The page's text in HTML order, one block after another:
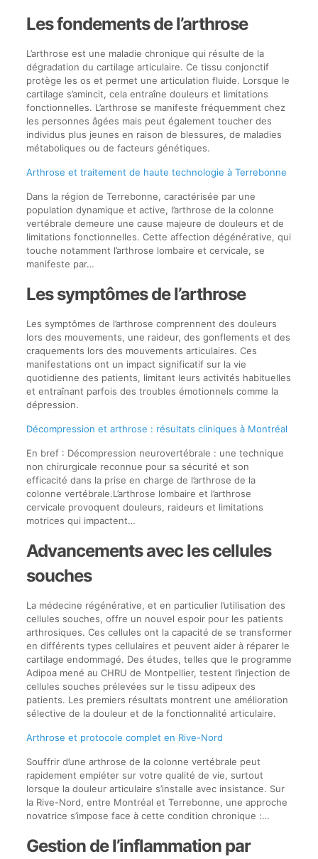
Les fondements de l’arthrose
L’arthrose est une maladie chronique qui résulte de la
dégradation du cartilage articulaire. Ce tissu conjonctif
protège les os et permet une articulation fluide. Lorsque le
cartilage s’amincit, cela entraîne douleurs et limitations
fonctionnelles. L’arthrose se manifeste fréquemment chez
les personnes âgées mais peut également toucher des
individus plus jeunes en raison de blessures, de maladies
métaboliques ou de facteurs génétiques.
Arthrose et traitement de haute technologie à Terrebonne
Dans la région de Terrebonne, caractérisée par une
population dynamique et active, l’arthrose de la colonne
vertébrale demeure une cause majeure de douleurs et de
limitations fonctionnelles. Cette affection dégénérative, qui
touche notamment l’arthrose lombaire et cervicale, se
manifeste par…
Les symptômes de l’arthrose
Les symptômes de l’arthrose comprennent des douleurs
lors des mouvements, une raideur, des gonflements et des
craquements lors des mouvements articulaires. Ces
manifestations ont un impact significatif sur la vie
quotidienne des patients, limitant leurs activités habituelles
et entraînant parfois des troubles émotionnels comme la
dépression.
Décompression et arthrose : résultats cliniques à Montréal
En bref : Décompression neurovertébrale : une technique
non chirurgicale reconnue pour sa sécurité et son
efficacité dans la prise en charge de l’arthrose de la
colonne vertébrale.L’arthrose lombaire et l’arthrose
cervicale provoquent douleurs, raideurs et limitations
motrices qui impactent…
Advancements avec les cellules
souches
La médecine régénérative, et en particulier l’utilisation des
cellules souches, offre un nouvel espoir pour les patients
arthrosiques. Ces cellules ont la capacité de se transformer
en différents types cellulaires et peuvent aider à réparer le
cartilage endommagé. Des études, telles que le programme
Adipoa mené au CHRU de Montpellier, testent l’injection de
cellules souches prélevées sur le tissu adipeux des
patients. Les premiers résultats montrent une amélioration
sélective de la douleur et de la fonctionnalité articulaire.
Arthrose et protocole complet en Rive-Nord
Souffrir d’une arthrose de la colonne vertébrale peut
rapidement empiéter sur votre qualité de vie, surtout
lorsque la douleur articulaire s’installe avec insistance. Sur
la Rive-Nord, entre Montréal et Terrebonne, une approche
novatrice s’impose face à cette condition chronique :…
Gestion de l’inflammation par